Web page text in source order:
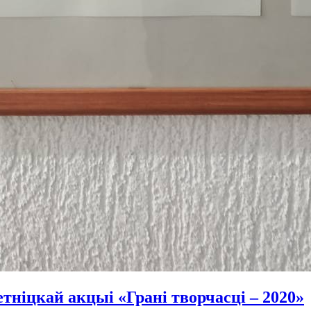
акцыі «Грані творчасці – 2020»